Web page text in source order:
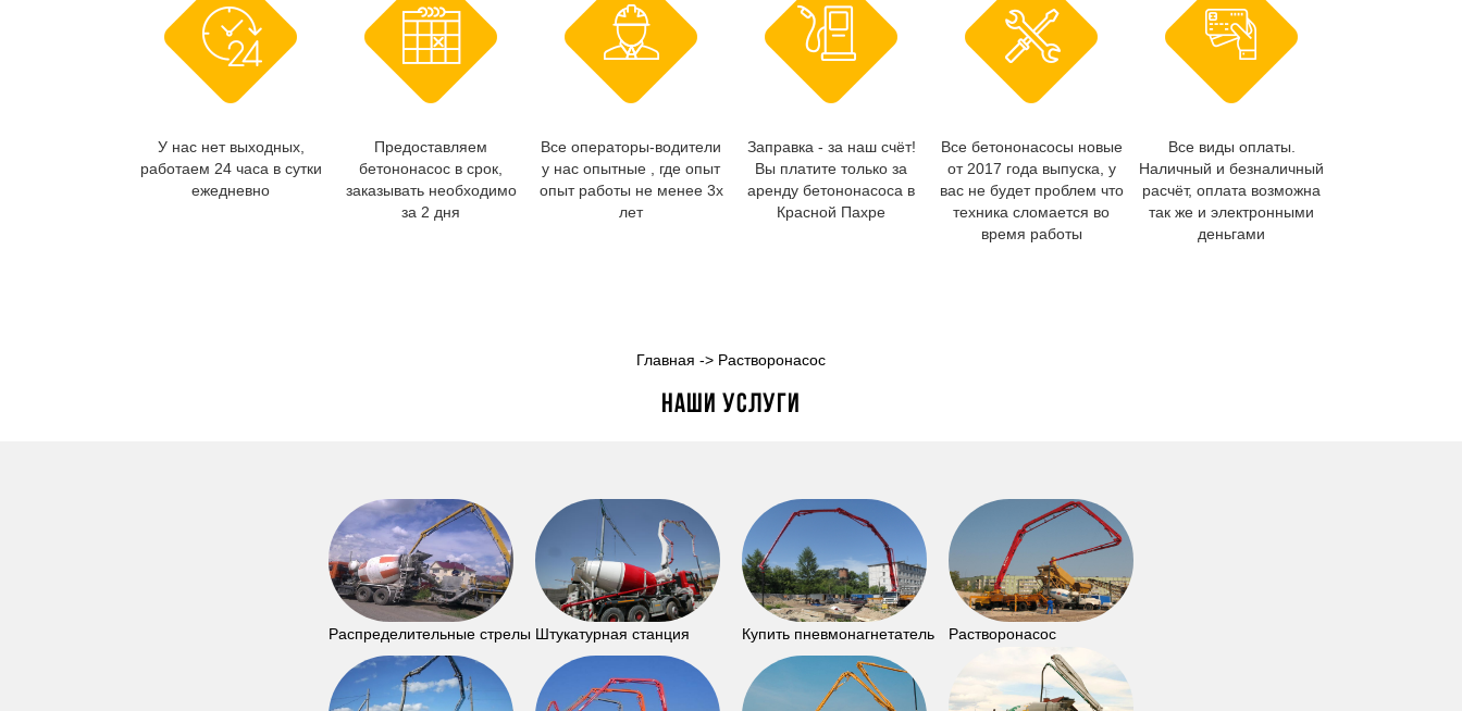
У нас нет выходных,
работаем 24 часа в сутки
ежедневно
Предоставляем
бетононасос в срок,
заказывать необходимо
за 2 дня
Все операторы-водители
у нас опытные , где опыт
опыт работы не менее 3х
лет
Заправка - за наш счёт!
Вы платите только за
аренду бетононасоса в
Красной Пахре
Все бетононасосы новые
от 2017 года выпуска, у
вас не будет проблем что
техника сломается во
время работы
Все виды оплаты.
Наличный и безналичный
расчёт, оплата возможна
так же и электронными
деньгами
Главная -> Растворонасос
Наши услуги
Распределительные стрелы Штукатурная станция Купить пневмонагнетатель Растворонасос